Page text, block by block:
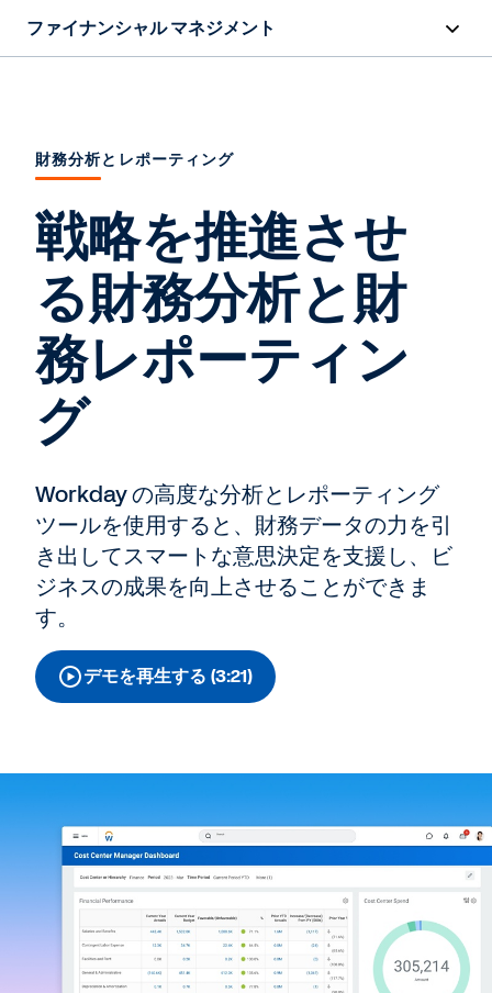
ファイナンシャル マネジメント
リソース
お問い合わせ
財務分析とレポーティング
戦略を推進させ
る財務分析と財
務レポーティン
グ
Workday の高度な分析とレポーティング
ツールを使用すると、財務データの力を引
き出してスマートな意思決定を支援し、ビ
ジネスの成果を向上させることができま
す。
デモを再生する (3:21)